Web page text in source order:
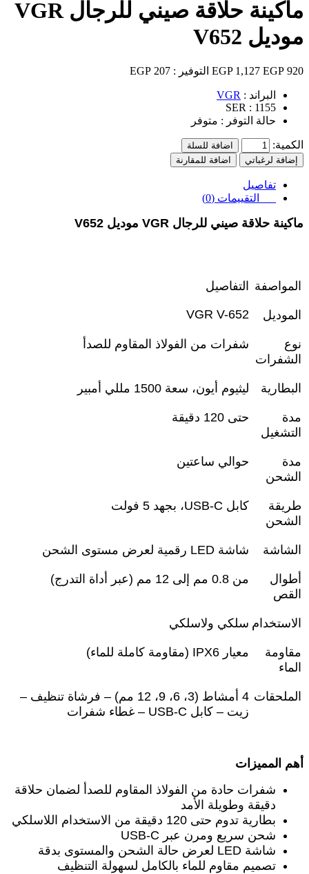
ماكينة حلاقة صيني للرجال VGR
موديل V652
920 EGP
1,127 EGP التوفير : 207 EGP
البراند : VGR
SER : 1155
حالة التوفر : متوفر
الكمية:
اضافة للسلة
إضافة لرغباتي
اضافة للمقارنة
تفاصيل
التقييمات (0)
ماكينة حلاقة صيني للرجال VGR موديل V652
المواصفة التفاصيل
الموديل VGR V-652
نوع
الشفرات
شفرات من الفولاذ المقاوم للصدأ
البطارية ليثيوم أيون، سعة 1500 مللي أمبير
مدة
التشغيل
حتى 120 دقيقة
مدة
الشحن
حوالي ساعتين
طريقة
الشحن
كابل ، بجهد 5 فولت
الشاشة شاشة رقمية لعرض مستوى الشحن
أطوال
القص
من 0.8 مم إلى 12 مم (عبر أداة التدرج)
الاستخدام سلكي ولاسلكي
مقاومة
الماء
معيار مقاومة كاملة للماء)
الملحقات 4
أمشاط (3، 6، 9، 12 مم) – فرشاة تنظيف –
زيت – كابل
غطاء شفرات
أهم المميزات
شفرات حادة من الفولاذ المقاوم للصدأ لضمان حلاقة
دقيقة وطويلة الأمد
بطارية تدوم حتى 120 دقيقة من الاستخدام اللاسلكي
شحن سريع ومرن عبر
شاشة
لعرض حالة الشحن والمستوى بدقة
تصميم مقاوم للماء بالكامل لسهولة التنظيف